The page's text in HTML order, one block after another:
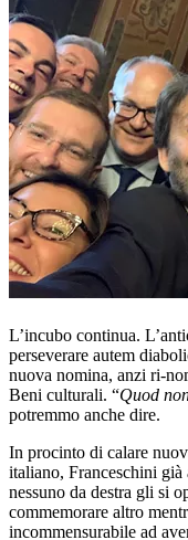
L’incubo continua.
perseverare autem
nuova nomina, anzi ri-
Beni culturali. “Quod
potremmo anche dire.
In procinto di calare
italiano, Franceschini
nessuno da destra gli si
commemorare altro
incommensurabile ad